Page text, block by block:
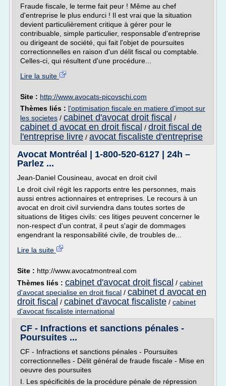
Fraude fiscale, le terme fait peur ! Même au chef
d'entreprise le plus endurci ! Il est vrai que la situation
devient particulièrement critique à gérer pour le
contribuable, simple particulier, responsable d'entreprise
ou dirigeant de société, qui fait l'objet de poursuites
correctionnelles en raison d'un délit fiscal ou comptable.
Celles-ci, qui résultent d'une procédure...
Lire la suite
Site : http://www.avocats-picovschi.com
Thèmes liés : l'optimisation fiscale en matiere d'impot sur
les societes / cabinet d'avocat droit fiscal /
cabinet d avocat en droit fiscal / droit fiscal de
l'entreprise livre / avocat fiscaliste d'entreprise
Avocat Montréal | 1-800-520-6127 | 24h –
Parlez ...
Jean-Daniel Cousineau, avocat en droit civil
Le droit civil régit les rapports entre les personnes, mais
aussi entres actionnaires et entreprises. Le recours à un
avocat en droit civil surviendra dans toutes sortes de
situations de litiges civils: ces litiges peuvent concerner le
non-respect d'un contrat, il peut s'agir de dommages
engendrant la responsabilité civile, de troubles de...
Lire la suite
Site : http://www.avocatmontreal.com
Thèmes liés : cabinet d'avocat droit fiscal / cabinet
d'avocat specialise en droit fiscal / cabinet d avocat en
droit fiscal / cabinet d'avocat fiscaliste / cabinet
d'avocat fiscaliste international
CF - Infractions et sanctions pénales -
Poursuites ...
CF - Infractions et sanctions pénales - Poursuites
correctionnelles - Délit général de fraude fiscale - Mise en
oeuvre des poursuites
I. Les spécificités de la procédure pénale de répression